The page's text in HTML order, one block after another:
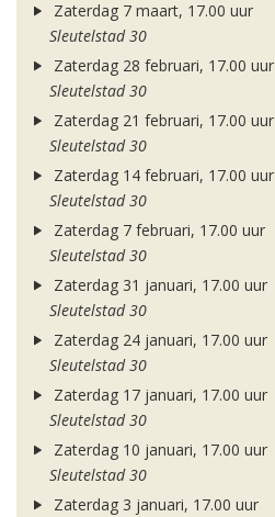
Zaterdag 7 maart, 17.00 uur
Sleutelstad 30
Zaterdag 28 februari, 17.00 uur
Sleutelstad 30
Zaterdag 21 februari, 17.00 uur
Sleutelstad 30
Zaterdag 14 februari, 17.00 uur
Sleutelstad 30
Zaterdag 7 februari, 17.00 uur
Sleutelstad 30
Zaterdag 31 januari, 17.00 uur
Sleutelstad 30
Zaterdag 24 januari, 17.00 uur
Sleutelstad 30
Zaterdag 17 januari, 17.00 uur
Sleutelstad 30
Zaterdag 10 januari, 17.00 uur
Sleutelstad 30
Zaterdag 3 januari, 17.00 uur